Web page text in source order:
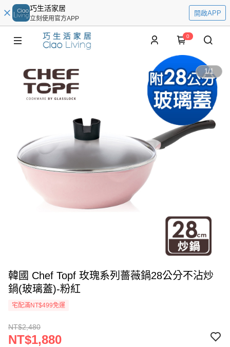
巧生活家居
立刻使用官方APP
開啟APP
0
1/1
韓國 Chef Topf 玫瑰系列薔薇鍋28公分不沾炒
鍋(玻璃蓋)-粉紅
宅配滿NT$499免運
NT$2,480
NT$1,880